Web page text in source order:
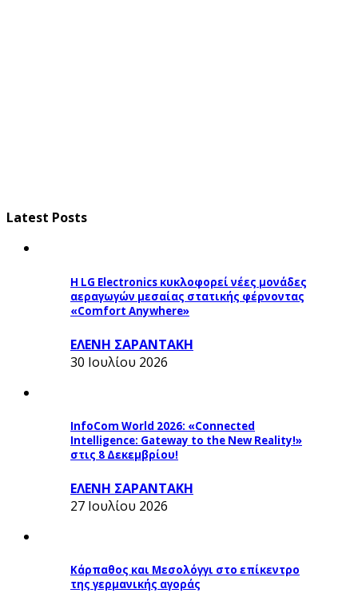
Latest Posts
Η LG Electronics κυκλοφορεί νέες μονάδες
αεραγωγών μεσαίας στατικής φέρνοντας
«Comfort Anywhere»
ΕΛΕΝΗ ΣΑΡΑΝΤΑΚΗ
30 Ιουλίου 2026
InfoCom World 2026: «Connected
Intelligence: Gateway to the New Reality!»
στις 8 Δεκεμβρίου!
ΕΛΕΝΗ ΣΑΡΑΝΤΑΚΗ
27 Ιουλίου 2026
Κάρπαθος και Μεσολόγγι στο επίκεντρο
της γερμανικής αγοράς